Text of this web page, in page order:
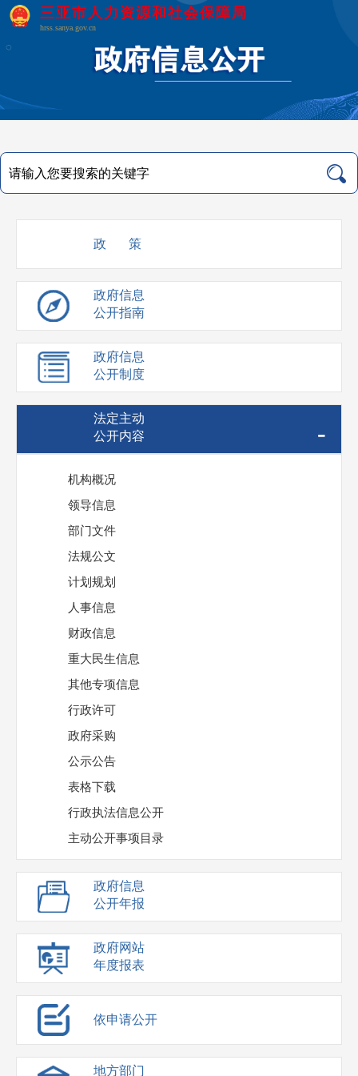
三亚市人力资源和社会保障局
hrss.sanya.gov.cn
政 策
政府信息
公开指南
政府信息
公开制度
法定主动
公开内容
-
机构概况
领导信息
部门文件
法规公文
计划规划
人事信息
财政信息
重大民生信息
其他专项信息
行政许可
政府采购
公示公告
表格下载
行政执法信息公开
主动公开事项目录
政府信息
公开年报
政府网站
年度报表
依申请公开
地方部门